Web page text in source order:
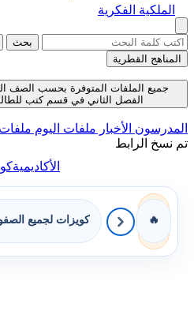
الملكية الفكرية
بحث
المناهج القطرية
جميع الملفات المتوفرة بحسب الصف
الفصل الثاني في قسم كتب للطالب حتى
المدرسون الأخبار ملفات اليوم
تم نسخ الرابط
الأكاديمية
🔥 كويزات لجميع